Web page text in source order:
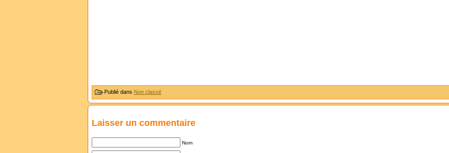
Publié dans Non classé
Laisser un commentaire
Nom